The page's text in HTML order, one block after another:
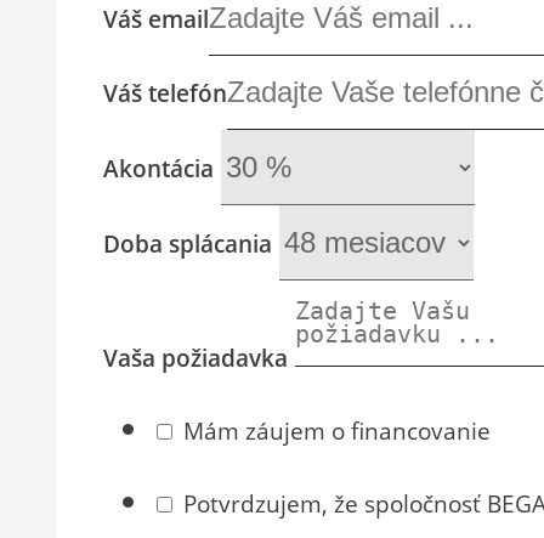
Váš email
Váš telefón
Akontácia
Doba splácania
Vaša požiadavka
Mám záujem o financovanie
Potvrdzujem, že spoločnosť